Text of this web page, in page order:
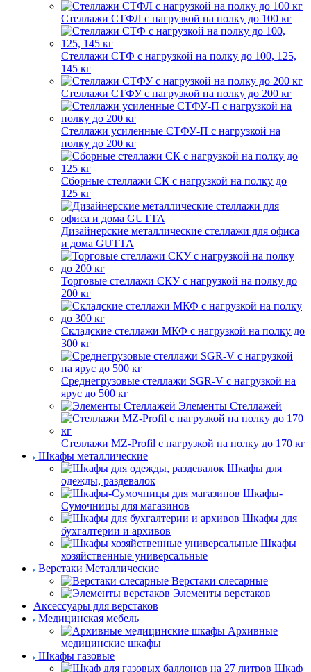
Стеллажи СТФЛ с нагрузкой на полку до 100 кг
Стеллажи СТФ с нагрузкой на полку до 100, 125,
145 кг
Стеллажи СТФУ с нагрузкой на полку до 200 кг
Стеллажи усиленные СТФУ-П с нагрузкой на
полку до 200 кг
Сборные стеллажи СК с нагрузкой на полку до
125 кг
Дизайнерские металлические стеллажи для офиса
и дома GUTTA
Торговые стеллажи СКУ с нагрузкой на полку до
200 кг
Складские стеллажи МКФ с нагрузкой на полку до
300 кг
Среднегрузовые стеллажи SGR-V с нагрузкой на
ярус до 500 кг
Элементы Стеллажей
Стеллажи MZ-Profil с нагрузкой на полку до 170 кг
Шкафы металлические
Шкафы для
одежды, раздевалок
Шкафы-
Сумочницы для магазинов
Шкафы для
бухгалтерии и архивов
Шкафы
хозяйственные универсальные
Верстаки Металлические
Верстаки слесарные
Элементы верстаков
Аксессуары для верстаков
Медицинская мебель
Архивные
медицинские шкафы
Шкафы газовые
Шкаф